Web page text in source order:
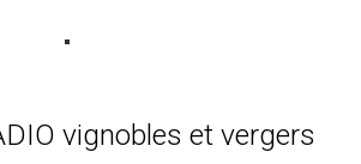
vignobles et vergers